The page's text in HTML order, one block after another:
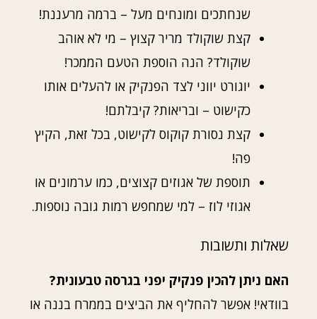
שנחתכים ומונחים מעל – ברמה מרעננת!
קצת שוקולד מריר קצוץ – מי לא אוהב
שוקולד? הנה הוספת הטעם הממכר!
יוגורט יווני לצד הפנקיק או להעלים אותו
כקישוט – ובריאות? קיבלתם!
קצת נסורת קוקוס לקישוט, בכל זאת, הקיץ
פה!
תוספת של אגוזים קצוצים, כמו ערמונים או
אגוזי לוז – למי שמחפש רמות גובה נוספות.
שאלות ותשובות
האם ניתן להכין פנקיק יפני בגרסה טבעונית?
בוודאי! אפשר להחליף את הביצים בממרח בננה או